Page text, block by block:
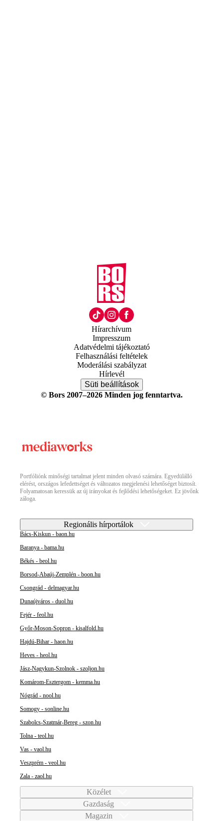
Hírarchívum
Impresszum
Adatvédelmi tájékoztató
Felhasználási feltételek
Moderálási szabályzat
Hírlevél
Süti beállítások
© Bors 2007–2026 Minden jog fenntartva.
Portfóliónk minőségi tartalmat jelent minden olvasó számára. Egyedülálló
elérést, országos lefedettséget és változatos megjelenési lehetőséget biztosít.
Folyamatosan keressük az új irányokat és fejlődési lehetőségeket. Ez jövőnk
záloga.
Regionális hírportálok
Bács-Kiskun - baon.hu
Baranya - bama.hu
Békés - beol.hu
Borsod-Abaúj-Zemplén - boon.hu
Csongrád - delmagyar.hu
Dunaújváros - duol.hu
Fejér - feol.hu
Győr-Moson-Sopron - kisalfold.hu
Hajdú-Bihar - haon.hu
Heves - heol.hu
Jász-Nagykun-Szolnok - szoljon.hu
Komárom-Esztergom - kemma.hu
Nógrád - nool.hu
Somogy - sonline.hu
Szabolcs-Szatmár-Bereg - szon.hu
Tolna - teol.hu
Vas - vaol.hu
Veszprém - veol.hu
Zala - zaol.hu
Közélet
Gazdaság
Magazin